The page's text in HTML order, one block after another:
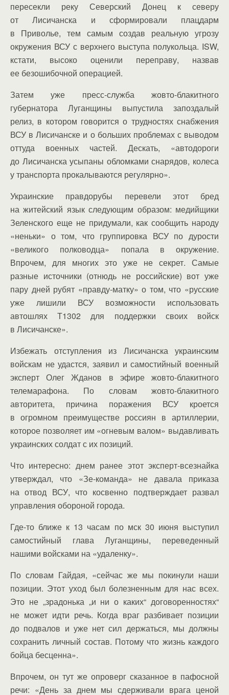
пересекли реку Северский Донец к северу
от Лисичанска и сформировали плацдарм
в Приволье, тем самым создав реальную угрозу
окружения ВСУ с верхнего выступа полукольца. ISW,
кстати, высоко оценили переправу, назвав
ее безошибочной операцией.
Затем уже пресс-служба жовто-блакитного
губернатора Луганщины выпустила запоздалый
релиз, в котором говорится о трудностях снабжения
ВСУ в Лисичанске и о больших проблемах с выводом
оттуда военных частей. Дескать, «автодороги
до Лисичанска усыпаны обломками снарядов, колеса
у транспорта прокалываются регулярно».
Украинские правдорубы перевели этот бред
на житейский язык следующим образом: медийщики
Зеленского еще не придумали, как сообщить народу
«неньки» о том, что группировка ВСУ по дурости
«великого полководца» попала в окружение.
Впрочем, для многих это уже не секрет. Самые
разные источники (отнюдь не российские) вот уже
пару дней рубят «правду-матку» о том, что «русские
уже лишили ВСУ возможности использовать
автошлях Т1302 для поддержки своих войск
в Лисичанске».
Избежать отступления из Лисичанска украинским
войскам не удастся, заявил и самостийный военный
эксперт Олег Жданов в эфире жовто-блакитного
телемарафона. По словам жовто-блакитного
авторитета, причина поражения ВСУ кроется
в огромном преимуществе россиян в артиллерии,
которое позволяет им «огневым валом» выдавливать
украинских солдат с их позиций.
Что интересно: днем ранее этот эксперт-всезнайка
утверждал, что «Зе-команда» не давала приказа
на отвод ВСУ, что косвенно подтверждает развал
управления обороной города.
Где-то ближе к 13 часам по мск 30 июня выступил
самостийный глава Луганщины, переведенный
нашими войсками на «удаленку».
По словам Гайдая, «сейчас же мы покинули наши
позиции. Этот уход был болезненным для нас всех.
Это не „зрадонька „и ни о каких“ договоренностях“
не может идти речь. Когда враг разбивает позиции
до подвалов и уже нет сил держаться, мы должны
сохранить личный состав. Потому что жизнь каждого
бойца бесценна».
Впрочем, он тут же опроверг сказанное в пафосной
речи: «День за днем мы сдерживали врага ценой